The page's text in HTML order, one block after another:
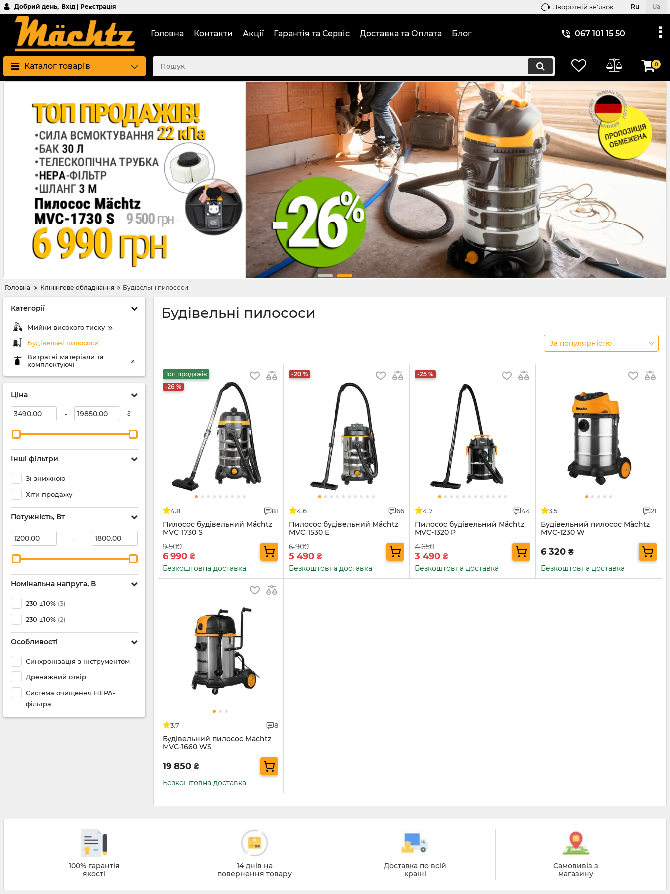
Добрий день, Вхід | Реєстрація Зворотній зв'язок Ru Ua
Головна Контакти Акції Гарантія та Сервіс Доставка та Оплата Блог 067 101 15 50
Каталог товарів 0
Головна Клінінгове обладнання Будівельні пилососи
Категорії
Мийки високого тиску
Будівельні пилососи
Витратні матеріали та
комплектуючі
Ціна
- ₴
Інші фільтри
Зі знижкою
Хіти продажу
Потужність, Вт
-
Номінальна напруга, В
230 ±10% (3)
230 ±10% (2)
Особливості
Синхронізація з інструментом
Дренажний отвір
Система очищення HEPA-
фільтра
Будівельні пилососи
За популярністю
Топ продажів
-26 %
4.8 81
Пилосос будівельний Mächtz
MVC‑1730 S
9 500
6 990 ₴
Безкоштовна доставка
-20 %
4.6 66
Пилосос будівельний Mächtz
MVC‑1530 Е
6 900
5 490 ₴
Безкоштовна доставка
-25 %
4.7 44
Пилосос будівельний Mächtz
MVC-1320 P
4 650
3 490 ₴
Безкоштовна доставка
3.5 21
Будівельний пилосос Mächtz
MVC-1230 W
6 320 ₴
Безкоштовна доставка
3.7 8
Будівельний пилосос Mächtz
MVC-1660 WS
19 850 ₴
Безкоштовна доставка
100% гарантія
якості
14 днів на
повернення товару
Доставка по всій
країні
Самовивіз з
магазину